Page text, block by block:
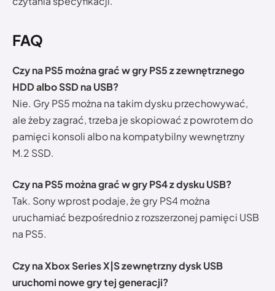
FAQ
Czy na PS5 można grać w gry PS5 z zewnętrznego
HDD albo SSD na USB?
Nie. Gry PS5 można na takim dysku przechowywać,
ale żeby zagrać, trzeba je skopiować z powrotem do
pamięci konsoli albo na kompatybilny wewnętrzny
M.2 SSD.
Czy na PS5 można grać w gry PS4 z dysku USB?
Tak. Sony wprost podaje, że gry PS4 można
uruchamiać bezpośrednio z rozszerzonej pamięci USB
na PS5.
Czy na Xbox Series X|S zewnętrzny dysk USB
uruchomi nowe gry tej generacji?